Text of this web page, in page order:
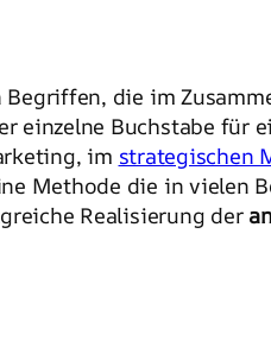
die im
Buchstabe für
im strategischen
Methode die in vielen
Realisierung der